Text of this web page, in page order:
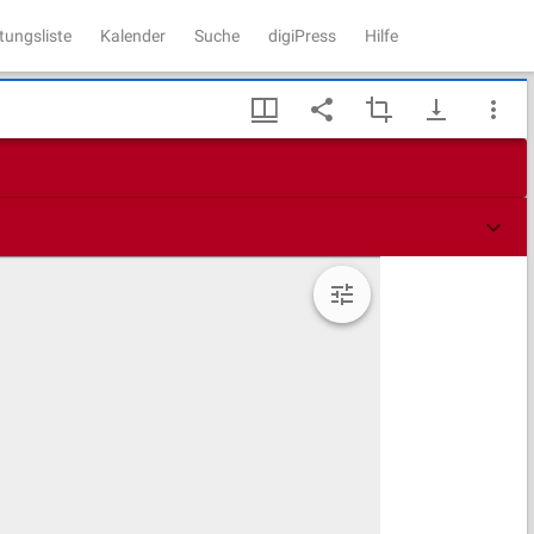
Kalender Suche digiPress Hilfe